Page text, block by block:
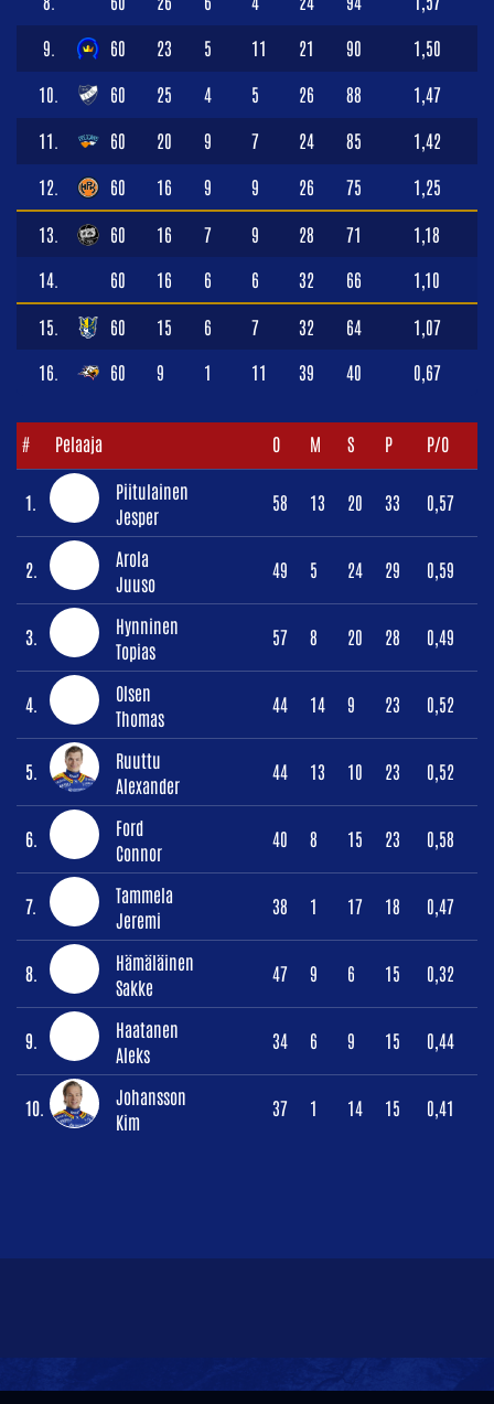
9. 60 23 5 11 21 90 1,50
10. 60 25 4 5 26 88 1,47
11. 60 20 9 7 24 85 1,42
12. 60 16 9 9 26 75 1,25
13. 60 16 7 9 28 71 1,18
14. 60 16 6 6 32 66 1,10
15. 60 15 6 7 32 64 1,07
16. 60 9 1 11 39 40 0,67
# Pelaaja O M S P P/O
1.
Piitulainen
Jesper
58 13 20 33 0,57
2.
Arola
Juuso
49 5 24 29 0,59
3.
Hynninen
Topias
57 8 20 28 0,49
4.
Olsen
Thomas
44 14 9 23 0,52
5.
Ruuttu
Alexander
44 13 10 23 0,52
6.
Ford
Connor
40 8 15 23 0,58
7.
Tammela
Jeremi
38 1 17 18 0,47
8.
Hämäläinen
Sakke
47 9 6 15 0,32
9.
Haatanen
Aleks
34 6 9 15 0,44
10.
Johansson
Kim
37 1 14 15 0,41